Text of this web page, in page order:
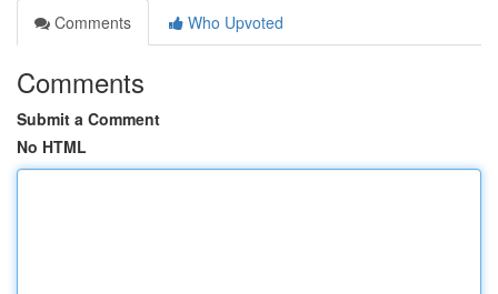
Comments
Who Upvoted
Comments
Submit a Comment
No HTML